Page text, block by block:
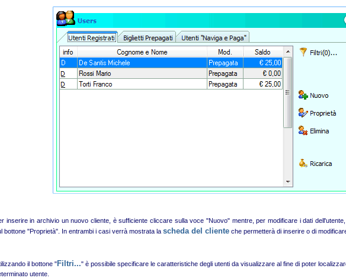
inserire in archivio un nuovo cliente, è sufficiente cliccare sulla voce "Nuovo" mentre, per modificare i dati
bottone "Proprietà". In entrambi i casi verrà mostrata la scheda del cliente che permetterà di inserire o di
il bottone "Filtri..." è possibile specificare le caratteristiche degli utenti da visualizzare al fine di poter
utente.